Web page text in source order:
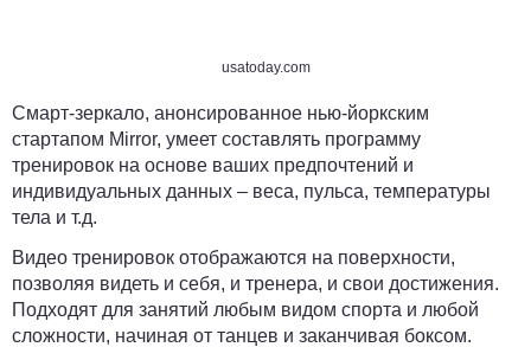
usatoday.com
Смарт-зеркало, анонсированное нью-йоркским
стартапом Mirror, умеет составлять программу
тренировок на основе ваших предпочтений и
индивидуальных данных – веса, пульса, температуры
тела и т.д.
Видео тренировок отображаются на поверхности,
позволяя видеть и себя, и тренера, и свои достижения.
Подходят для занятий любым видом спорта и любой
сложности, начиная от танцев и заканчивая боксом.